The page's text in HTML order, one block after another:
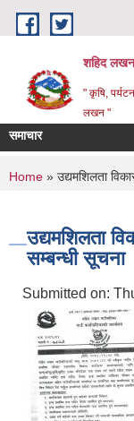
Skip to main content
शहिद लखन
" कृषि,
लखन "
समाचार
You are
Home » उद्यमशिलता
उद्यमशिलता
सम्बन्धी सूचना
Submitted on: